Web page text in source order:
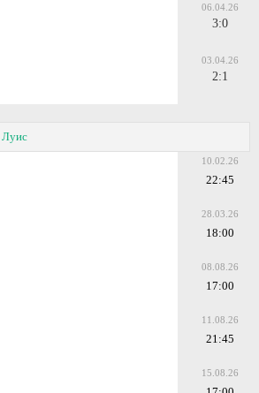
06.04.26
3:0
03.04.26
2:1
Луис
10.02.26
22:45
28.03.26
18:00
08.08.26
17:00
11.08.26
21:45
15.08.26